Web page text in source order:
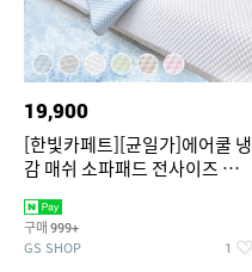
19,900
[한빛카페트][균일가]에어쿨 냉
감 매쉬 소파패드 전사이즈 균일
구매 999+
GS SHOP 1